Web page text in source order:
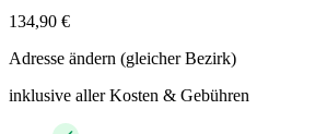
134,90 €
Adresse ändern (gleicher Bezirk)
inklusive aller Kosten & Gebühren